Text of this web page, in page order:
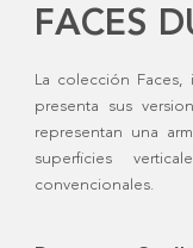
FACES
La colección
presenta sus
representan una
superficies
convencionales.